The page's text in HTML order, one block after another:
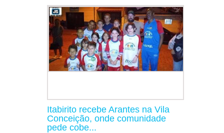
Itabirito recebe Arantes na Vila
Conceição, onde comunidade
pede cobe...